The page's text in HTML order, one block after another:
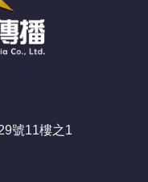
號11樓之1